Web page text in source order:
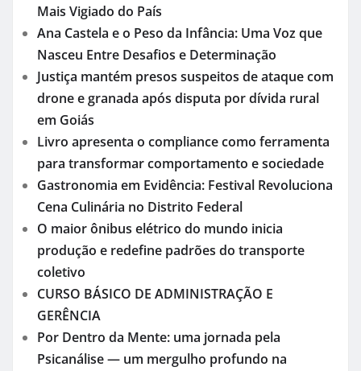
Mais Vigiado do País
Ana Castela e o Peso da Infância: Uma Voz que
Nasceu Entre Desafios e Determinação
Justiça mantém presos suspeitos de ataque com
drone e granada após disputa por dívida rural
em Goiás
Livro apresenta o compliance como ferramenta
para transformar comportamento e sociedade
Gastronomia em Evidência: Festival Revoluciona
Cena Culinária no Distrito Federal
O maior ônibus elétrico do mundo inicia
produção e redefine padrões do transporte
coletivo
CURSO BÁSICO DE ADMINISTRAÇÃO E
GERÊNCIA
Por Dentro da Mente: uma jornada pela
Psicanálise — um mergulho profundo na